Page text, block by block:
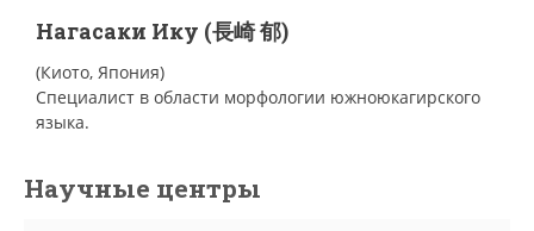
Нагасаки Ику (長崎 郁)
(Киото, Япония)
Специалист в области морфологии южноюкагирского
языка.
Научные центры